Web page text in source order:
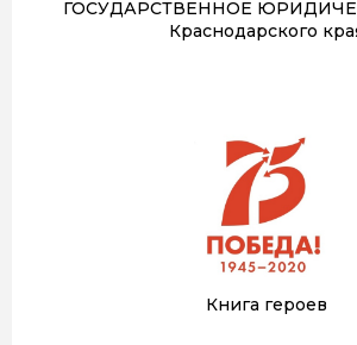
ГОСУДАРСТВЕННОЕ
Краснодарского
Книга героев